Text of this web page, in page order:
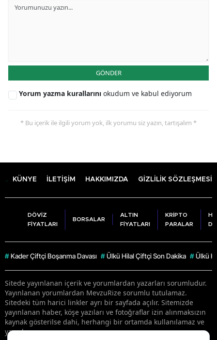
GÖNDER
Yorum yazma kurallarını okudum ve kabul ediyorum
* Bu içerik ile ilgili yorum yok, ilk yorumu siz yazın, tartışalım *
KÜNYE İLETİŞİM HAKKIMIZDA GİZLİLİK SÖZLEŞMESİ
DÖVİZ
FİYATLARI
BORSALAR
ALTIN
FİYATLARI
KRİPTO
PARALAR
# Kader Çiftçi Boşanma Davası # Ülkü Hilal Çiftçi Son Dakika # Ülkü
Sitede yayınlanan içerik ve yorumlardan yazarları sorumludur.
Yayınlanan yorumlardan MevzuRize sorumlu tutulamaz.
Sitedeki tüm harici linkler ayrı bir sayfada açılır. Sitemizde
yayınlanan haber, köşe yazıları ve fotoğraflar izin alınmaksızın
kaynak gösterilse dahi, herhangi bir ortamda kullanılamaz ve
yayınlanamaz